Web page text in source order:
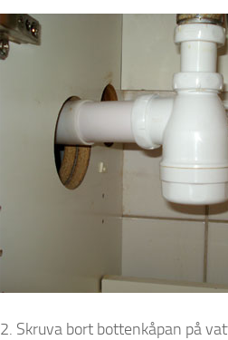
2. Skruva bort bottenkåpan på